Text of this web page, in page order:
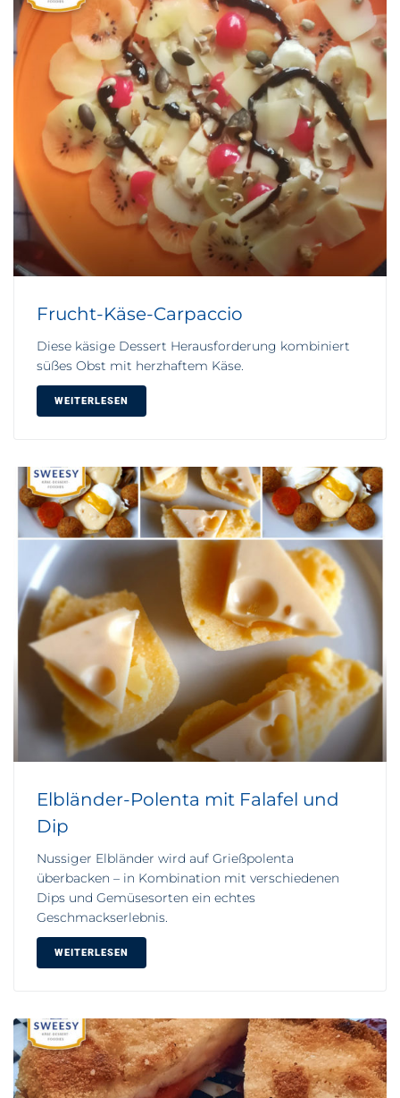
Frucht-Käse-Carpaccio
Diese käsige Dessert Herausforderung kombiniert
süßes Obst mit herzhaftem Käse.
WEITERLESEN
Elbländer-Polenta mit Falafel und
Dip
Nussiger Elbländer wird auf Grießpolenta
überbacken – in Kombination mit verschiedenen
Dips und Gemüsesorten ein echtes
Geschmackserlebnis.
WEITERLESEN